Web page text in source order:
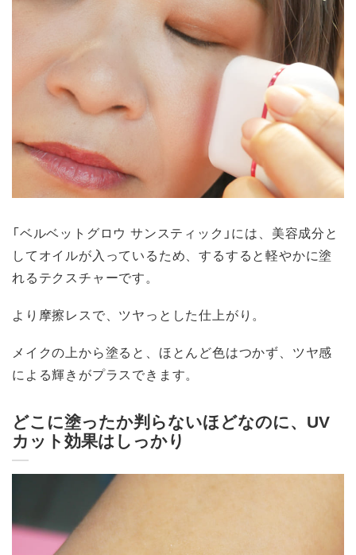
「ベルベットグロウ サンスティック」には、美容成分と
してオイルが入っているため、するすると軽やかに塗
れるテクスチャーです。
より摩擦レスで、ツヤっとした仕上がり。
メイクの上から塗ると、ほとんど色はつかず、ツヤ感
による輝きがプラスできます。
どこに塗ったか判らないほどなのに、UV
カット効果はしっかり